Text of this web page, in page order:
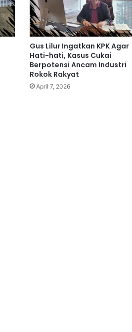
Gus Lilur Ingatkan KPK Agar
Hati-hati, Kasus Cukai
Berpotensi Ancam Industri
Rokok Rakyat
April 7, 2026